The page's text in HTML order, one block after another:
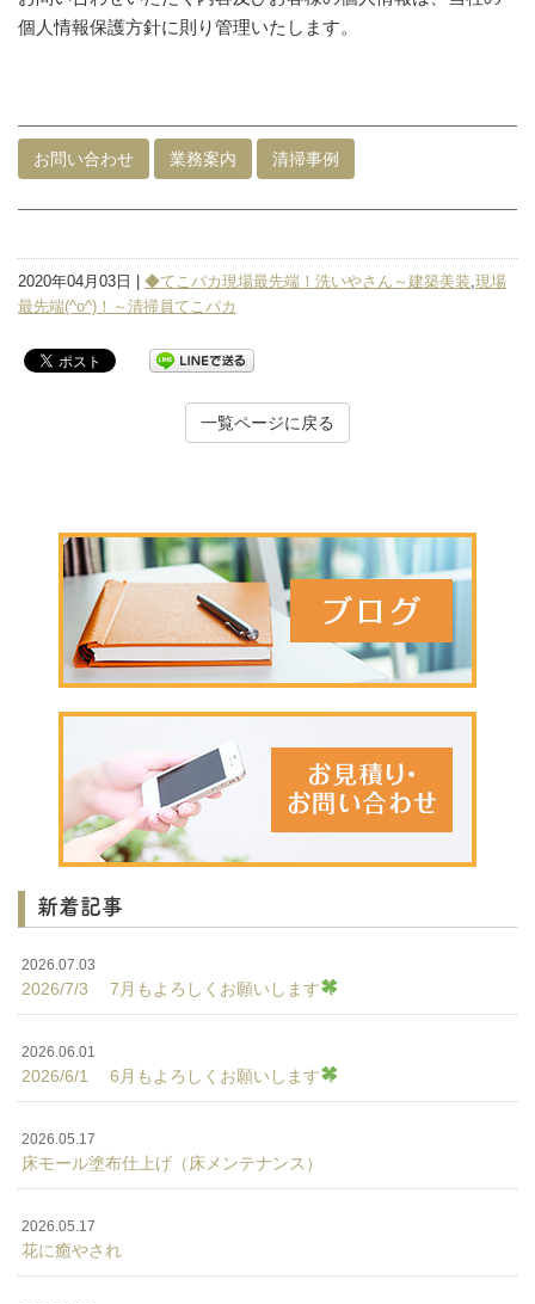
個人情報保護方針に則り管理いたします。
お問い合わせ 業務案内 清掃事例
2020年04月03日 | ◆てこパカ現場最先端！洗いやさん～建築美装 現場
最先端(^o^)！～清掃員てこパカ
一覧ページに戻る
新着記事
2026.07.03
2026/7/3 7月もよろしくお願いします
2026.06.01
2026/6/1 6月もよろしくお願いします
2026.05.17
床モール塗布仕上げ（床メンテナンス）
2026.05.17
花に癒やされ